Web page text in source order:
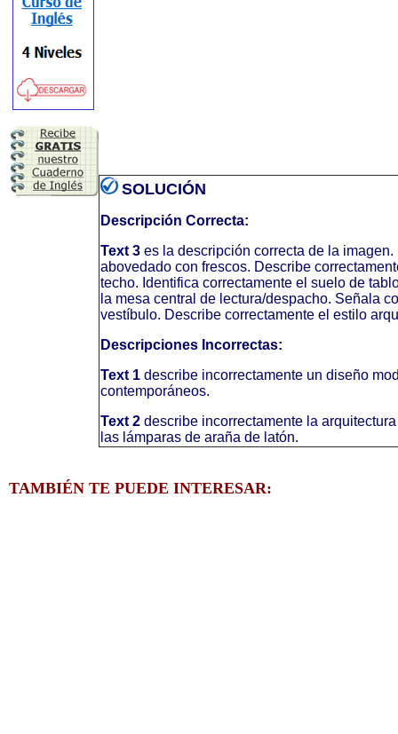
SOLUCIÓN
Descripción Correcta:
Text 3 es la descripción correcta de la
abovedado con frescos. Describe
techo. Identifica correctamente el suelo de
la mesa central de lectura/despacho. Señala
vestíbulo. Describe correctamente el estilo
Descripciones Incorrectas:
Text 1 describe incorrectamente un diseño
contemporáneos.
Text 2 describe incorrectamente la
las lámparas de araña de latón.
TAMBIÉN TE PUEDE INTERESAR: